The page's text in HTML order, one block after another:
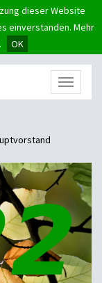
dieser Website
einverstanden. Mehr
OK
Menü